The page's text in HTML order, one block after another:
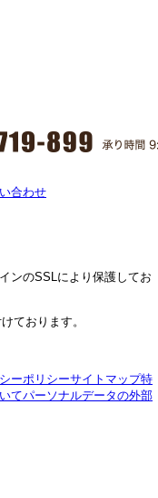
合わせ
ンのSSLにより保護してお
ーポリシーサイトマップ特
てパーソナルデータの外部